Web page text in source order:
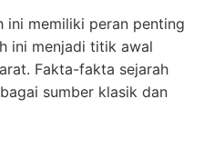
ini memiliki peran penting
ini menjadi titik awal
Fakta-fakta sejarah
sumber klasik dan